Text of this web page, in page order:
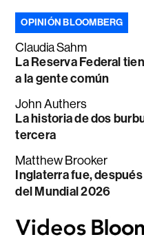
OPINIÓN BLOOMBERG
Claudia Sahm
La Reserva Federal
a la gente común
John Authers
La historia de dos
tercera
Matthew Brooker
Inglaterra fue,
del Mundial 2026